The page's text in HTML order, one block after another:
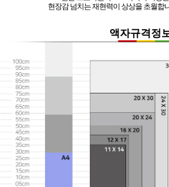
현장감 넘치는 재현력이 상상을 초월합
액자규격정